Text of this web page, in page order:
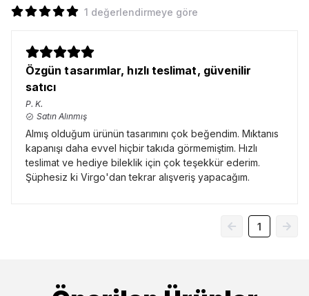
1 değerlendirmeye göre
Özgün tasarımlar, hızlı teslimat, güvenilir
satıcı
P. K.
Satın Alınmış
Almış olduğum ürünün tasarımını çok beğendim. Mıktanıs
kapanışı daha evvel hiçbir takıda görmemiştim. Hızlı
teslimat ve hediye bileklik için çok teşekkür ederim.
Şüphesiz ki Virgo'dan tekrar alışveriş yapacağım.
1